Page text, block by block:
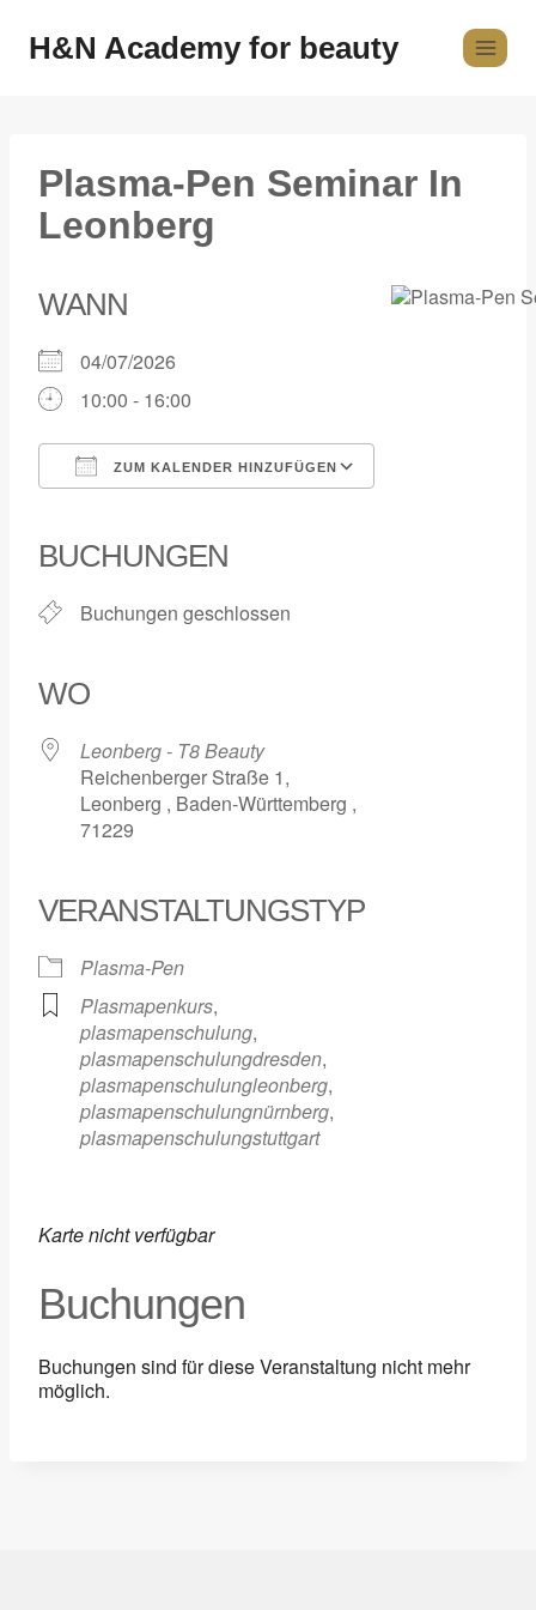
H&N Academy for beauty
Plasma-Pen Seminar In
Leonberg
WANN
04/07/2026
10:00 - 16:00
ZUM KALENDER HINZUFÜGEN
BUCHUNGEN
Buchungen geschlossen
WO
Leonberg - T8 Beauty
Reichenberger Straße 1,
Leonberg , Baden-Württemberg ,
71229
VERANSTALTUNGSTYP
Plasma-Pen
Plasmapenkurs,
plasmapenschulung,
plasmapenschulungdresden,
plasmapenschulungleonberg,
plasmapenschulungnürnberg,
plasmapenschulungstuttgart
Karte nicht verfügbar
Buchungen
Buchungen sind für diese Veranstaltung nicht mehr
möglich.